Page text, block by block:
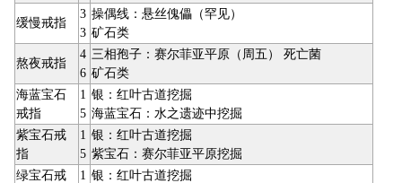
缓慢戒指
3
3
操偶线：悬丝傀儡（罕见）
矿石类
熬夜戒指
4
6
三相孢子：赛尔菲亚平原（周五） 死亡菌
矿石类
海蓝宝石
戒指
1
5
银：红叶古道挖掘
海蓝宝石：水之遗迹中挖掘
紫宝石戒
指
1
5
银：红叶古道挖掘
紫宝石：赛尔菲亚平原挖掘
绿宝石戒
1 银：红叶古道挖掘